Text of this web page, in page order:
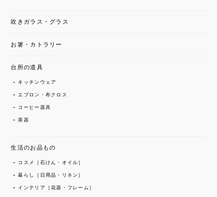
吹きガラス・グラス
お箸・カトラリー
台所の道具
キッチンウェア
エプロン・布クロス
コーヒー器具
茶器
生活のお品もの
コスメ［石けん・オイル］
暮らし［日用品・リネン］
インテリア［花器・フレーム］